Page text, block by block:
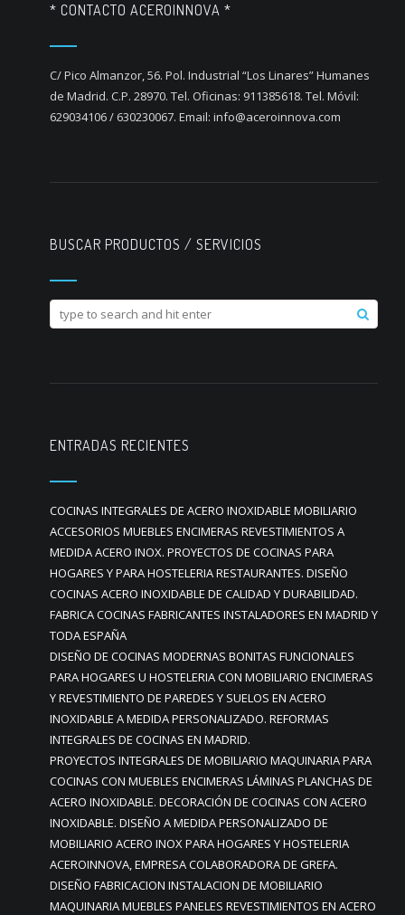
* CONTACTO ACEROINNOVA *
C/ Pico Almanzor, 56. Pol. Industrial “Los Linares” Humanes
de Madrid. C.P. 28970. Tel. Oficinas: 911385618. Tel. Móvil:
629034106 / 630230067. Email: info@aceroinnova.com
BUSCAR PRODUCTOS / SERVICIOS
ENTRADAS RECIENTES
COCINAS INTEGRALES DE ACERO INOXIDABLE MOBILIARIO
ACCESORIOS MUEBLES ENCIMERAS REVESTIMIENTOS A
MEDIDA ACERO INOX. PROYECTOS DE COCINAS PARA
HOGARES Y PARA HOSTELERIA RESTAURANTES. DISEÑO
COCINAS ACERO INOXIDABLE DE CALIDAD Y DURABILIDAD.
FABRICA COCINAS FABRICANTES INSTALADORES EN MADRID Y
TODA ESPAÑA
DISEÑO DE COCINAS MODERNAS BONITAS FUNCIONALES
PARA HOGARES U HOSTELERIA CON MOBILIARIO ENCIMERAS
Y REVESTIMIENTO DE PAREDES Y SUELOS EN ACERO
INOXIDABLE A MEDIDA PERSONALIZADO. REFORMAS
INTEGRALES DE COCINAS EN MADRID.
PROYECTOS INTEGRALES DE MOBILIARIO MAQUINARIA PARA
COCINAS CON MUEBLES ENCIMERAS LÁMINAS PLANCHAS DE
ACERO INOXIDABLE. DECORACIÓN DE COCINAS CON ACERO
INOXIDABLE. DISEÑO A MEDIDA PERSONALIZADO DE
MOBILIARIO ACERO INOX PARA HOGARES Y HOSTELERIA
ACEROINNOVA, EMPRESA COLABORADORA DE GREFA.
DISEÑO FABRICACION INSTALACION DE MOBILIARIO
MAQUINARIA MUEBLES PANELES REVESTIMIENTOS EN ACERO